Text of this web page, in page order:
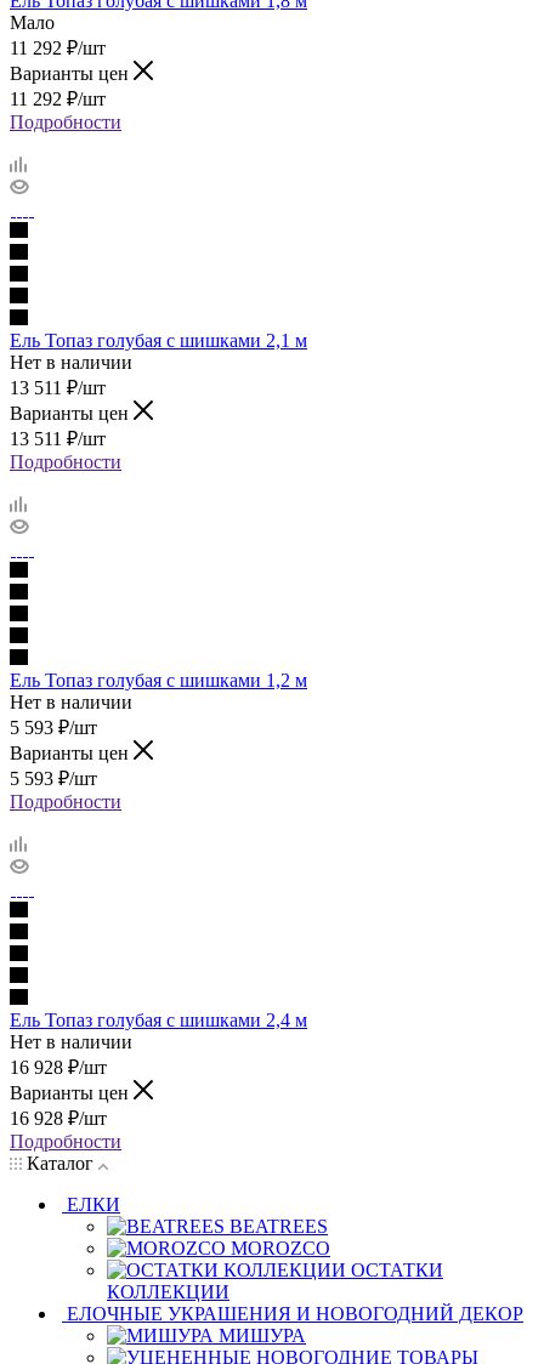
Мало
11 292 ₽/шт
Варианты цен
11 292 ₽/шт
Подробности
Ель Топаз голубая с шишками 2,1 м
Нет в наличии
13 511 ₽/шт
Варианты цен
13 511 ₽/шт
Подробности
Ель Топаз голубая с шишками 1,2 м
Нет в наличии
5 593 ₽/шт
Варианты цен
5 593 ₽/шт
Подробности
Ель Топаз голубая с шишками 2,4 м
Нет в наличии
16 928 ₽/шт
Варианты цен
16 928 ₽/шт
Подробности
Каталог
ЕЛКИ
BEATREES
MOROZCO
ОСТАТКИ
КОЛЛЕКЦИИ
ЕЛОЧНЫЕ УКРАШЕНИЯ И НОВОГОДНИЙ ДЕКОР
МИШУРА